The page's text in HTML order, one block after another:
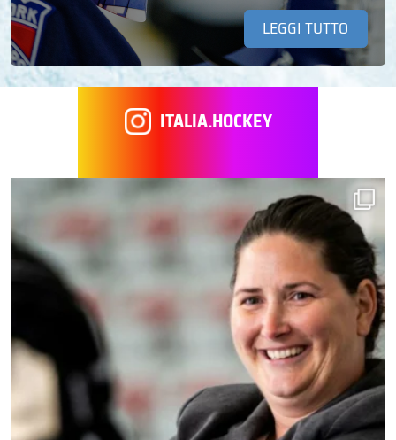
LEGGI TUTTO
ITALIA.HOCKEY